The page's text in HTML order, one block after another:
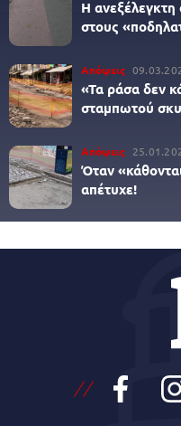
Η ανεξέλεγκτη
στους
Απόψεις
«Τα ράσα δεν
σταμπωτού
Απόψεις
Όταν
απέτυχε!